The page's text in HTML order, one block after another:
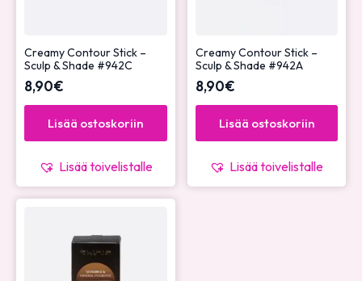
Creamy Contour Stick –
Sculp & Shade #942C
8,90€
Lisää ostoskoriin
Lisää toivelistalle
Creamy Contour Stick –
Sculp & Shade #942A
8,90€
Lisää ostoskoriin
Lisää toivelistalle